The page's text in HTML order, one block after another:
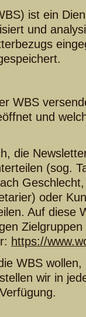
ist ein
und
WBS
und
die
(sog.
oder
Auf diese
https://
WBS
wir in